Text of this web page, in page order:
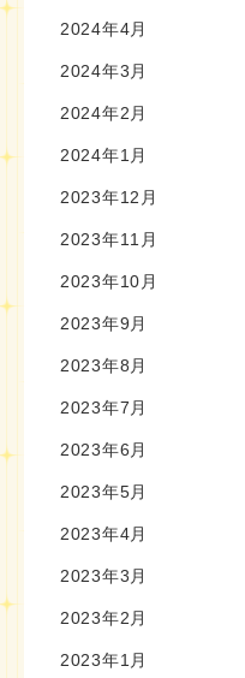
2024年4月
2024年3月
2024年2月
2024年1月
2023年12月
2023年11月
2023年10月
2023年9月
2023年8月
2023年7月
2023年6月
2023年5月
2023年4月
2023年3月
2023年2月
2023年1月